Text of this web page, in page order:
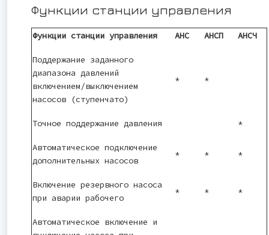
Функции станции управления
Функции станции управления АНС АНСП АНСЧ
Поддержание заданного
диапазона давлений
включением/выключением
насосов (ступенчато)
* *
Точное поддержание давления *
Автоматическое подключение
дополнительных насосов
* * *
Включение резервного насоса
при аварии рабочего
* * *
Автоматическое включение и